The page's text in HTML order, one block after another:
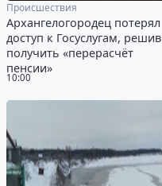
10:00
Происшествия
Архангелогородец потерял
доступ к Госуслугам, решив
получить «перерасчёт
пенсии»